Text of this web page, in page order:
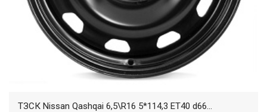
ТЗСК Nissan Qashqai 6,5\R16 5*114,3 ET40 d66...